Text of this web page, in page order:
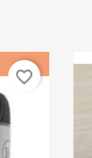
favorite_border